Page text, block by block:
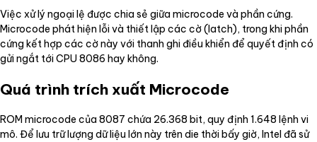
Việc xử lý ngoại lệ được chia sẻ giữa microcode và phần cứng.
Microcode phát hiện lỗi và thiết lập các cờ (latch), trong khi phần
cứng kết hợp các cờ này với thanh ghi điều khiển để quyết định có
gửi ngắt tới CPU 8086 hay không.
Quá trình trích xuất Microcode
ROM microcode của 8087 chứa 26.368 bit, quy định 1.648 lệnh vi
mô. Để lưu trữ lượng dữ liệu lớn này trên die thời bấy giờ, Intel đã sử